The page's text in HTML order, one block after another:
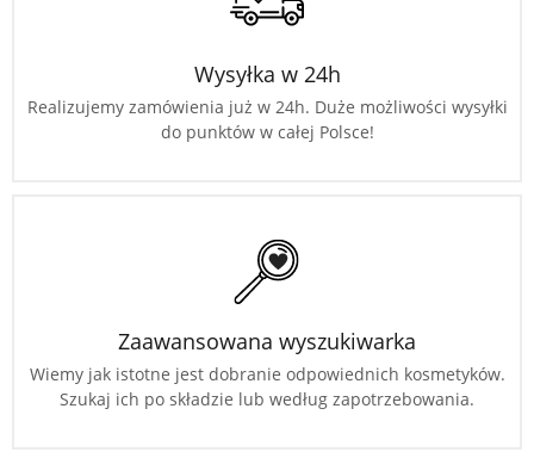
Wysyłka w 24h
Realizujemy zamówienia już w 24h. Duże możliwości wysyłki
do punktów w całej Polsce!
Zaawansowana wyszukiwarka
Wiemy jak istotne jest dobranie odpowiednich kosmetyków.
Szukaj ich po składzie lub według zapotrzebowania.